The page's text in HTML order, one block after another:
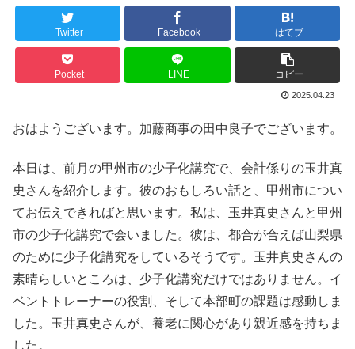
Twitter Facebook はてブ
Pocket LINE コピー
2025.04.23
おはようございます。加藤商事の田中良子でございます。
本日は、前月の甲州市の少子化講究で、会計係りの玉井真
史さんを紹介します。彼のおもしろい話と、甲州市につい
てお伝えできればと思います。私は、玉井真史さんと甲州
市の少子化講究で会いました。彼は、都合が合えば山梨県
のために少子化講究をしているそうです。玉井真史さんの
素晴らしいところは、少子化講究だけではありません。イ
ベントトレーナーの役割、そして本部町の課題は感動しま
した。玉井真史さんが、養老に関心があり親近感を持ちま
した。